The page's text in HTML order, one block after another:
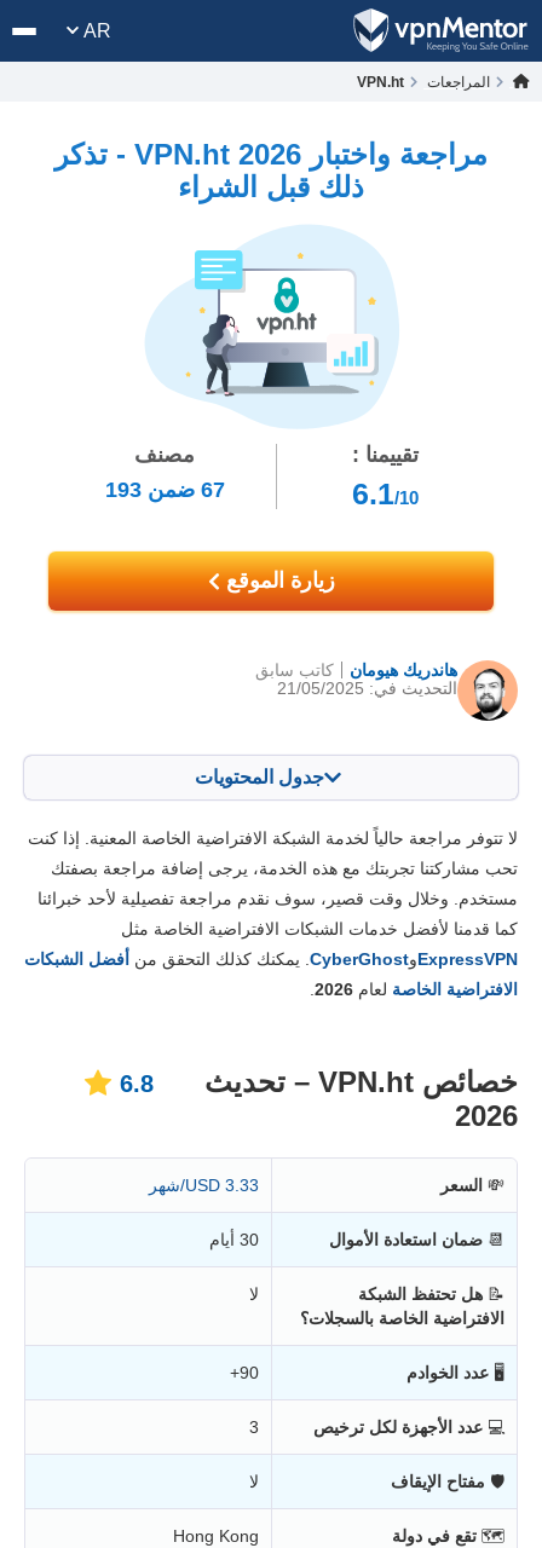
AR
المراجعات VPN.ht
مراجعة واختبار VPN.ht 2026 - تذكر
ذلك قبل الشراء
تقييمنا :
6.1/10
مصنف
67 ضمن193
زيارة الموقع
هاندريك هيومان
التحديث في: 21/05/2025
كاتب سابق
جدول المحتويات
الخصائص الرئيسية
التثبيت والتطبيقات 8.0
المصداقية والدعم 6.4
لا تتوفر مراجعة حالياً لخدمة الشبكة الافتراضية الخاصة المعنية. إذا كنت
تحب مشاركتنا تجربتك مع هذه الخدمة، يرجى إضافة مراجعة بصفتك
مستخدم. وخلال وقت قصير، سوف نقدم مراجعة تفصيلية لأحد خبرائنا
كما قدمنا لأفضل خدمات الشبكات الافتراضية الخاصة مثل
ExpressVPNوCyberGhost. يمكنك كذلك التحقق من أفضل الشبكات
الافتراضية الخاصة لعام 2026
.
خصائص VPN.ht – تحديث
2026
6.8
💸 السعر 3.33 USD/شهر
📆 ضمان استعادة الأموال 30 أيام
📝 هل تحتفظ الشبكة
الافتراضية الخاصة بالسجلات؟
لا
🖥 عدد الخوادم 90+
💻 عدد الأجهزة لكل ترخيص 3
🛡 مفتاح الإيقاف لا
🗺 تقع في دولة Hong Kong